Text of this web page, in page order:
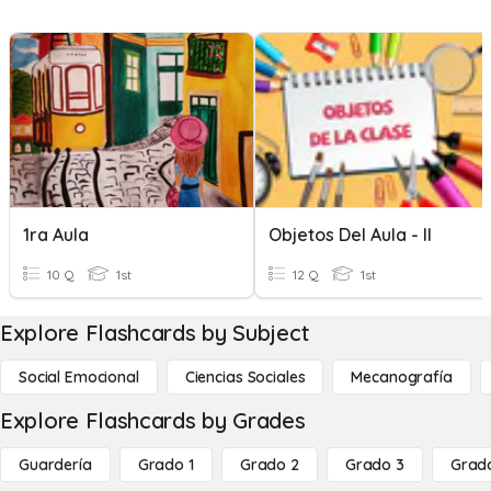
1ra Aula
10 Q 1st
Objetos Del Aula - II
12 Q 1st
Explore Flashcards by Subject
Social Emocional Ciencias Sociales Mecanografía
Explore Flashcards by Grades
Guardería Grado 1 Grado 2 Grado 3